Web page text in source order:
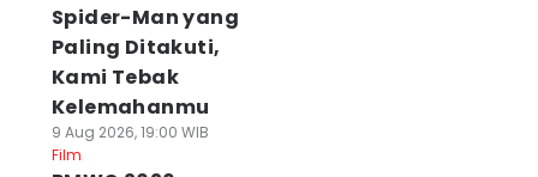
Spider-Man yang
Paling Ditakuti,
Kami Tebak
Kelemahanmu
9 Aug 2026, 19:00 WIB
Film